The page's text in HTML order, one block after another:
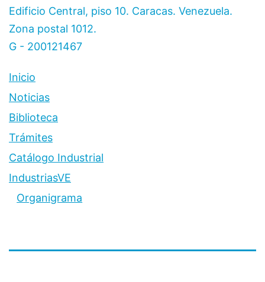
Edificio Central, piso 10. Caracas. Venezuela.
Zona postal 1012.
G - 200121467
Inicio
Noticias
Biblioteca
Trámites
Catálogo Industrial
IndustriasVE
Organigrama